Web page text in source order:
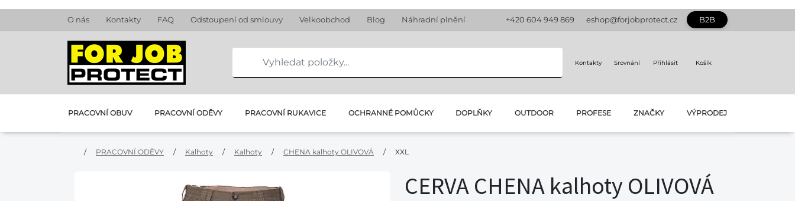
O nás Kontakty FAQ Odstoupení od smlouvy Velkoobchod Blog Náhradní plnění +420 604 949 869 eshop@forjobprotect.cz B2B
Kontakty Srovnání Přihlásit Košík
PRACOVNÍ OBUV PRACOVNÍ ODĚVY PRACOVNÍ RUKAVICE OCHRANNÉ POMŮCKY DOPLŇKY OUTDOOR PROFESE ZNAČKY VÝPRODEJ
/ PRACOVNÍ ODĚVY / Kalhoty / Kalhoty / CHENA kalhoty OLIVOVÁ / XXL
CERVA CHENA kalhoty OLIVOVÁ